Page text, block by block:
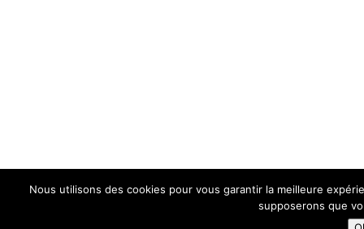
Nous utilisons des cookies pour vous garantir la meilleure
supposerons que